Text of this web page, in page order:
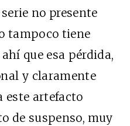
no presente
tampoco tiene
que esa pérdida,
y claramente
este artefacto
de suspenso, muy